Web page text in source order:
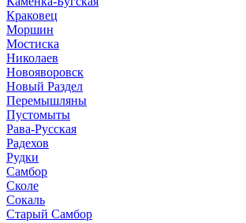
Краковец
Моршин
Мостиска
Николаев
Новояворовск
Новый Раздел
Перемышляны
Пустомыты
Рава-Русская
Радехов
Рудки
Самбор
Сколе
Сокаль
Старый Самбор